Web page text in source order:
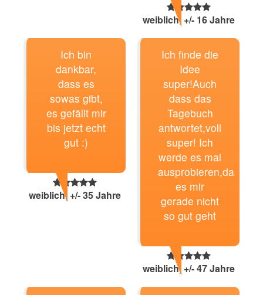
weiblich, +/- 16 Jahre
Ich bin
dankbar,
dass es
sowas gibt,
es gefällt mir
bis jetzt echt
gut :)
weiblich, +/- 35 Jahre
Ich finde die
Idee
super!Auch
dass das
Tagebuch
antwortet,voll
super! Ich
werde es mal
ausprobieren,da
es mir
gerade nicht
so gut geht
weiblich, +/- 47 Jahre